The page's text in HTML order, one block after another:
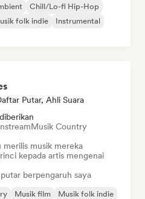
Chill/Lo-fi Hip-Hop
folk indie
Instrumental
Putar, Ahli Suara
Musik Country
merilis musik mereka
kepada artis mengenai
berpengaruh saya
Musik film
Musik folk indie